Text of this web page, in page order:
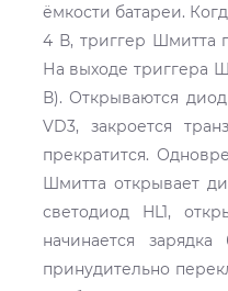
ёмкости батареи.
4 В, триггер Шмитта
На выходе триггера
В). Открываются диод
VD3, закроется
прекратится.
Шмитта открывает
светодиод HL1,
начинается
принудительно